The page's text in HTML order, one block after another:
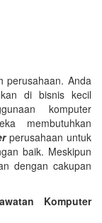
perusahaan. Anda
di bisnis kecil
komputer
membutuhkan
perusahaan untuk
baik. Meskipun
dengan cakupan
Komputer